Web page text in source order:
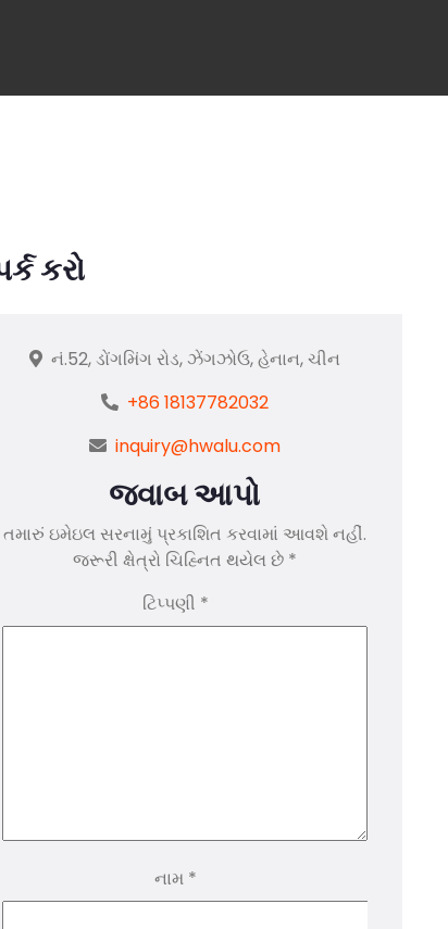
કરો
નં.52, ડોંગમિંગ રોડ, ઝેંગઝોઉ, હેનાન, ચીન
+86 18137782032
inquiry@hwalu.com
જવાબ આપો
તમારું ઇમેઇલ સરનામું પ્રકાશિત કરવામાં આવશે નહીં.
જરૂરી ક્ષેત્રો ચિહ્નિત થયેલ છે *
ટિપ્પણી *
નામ *